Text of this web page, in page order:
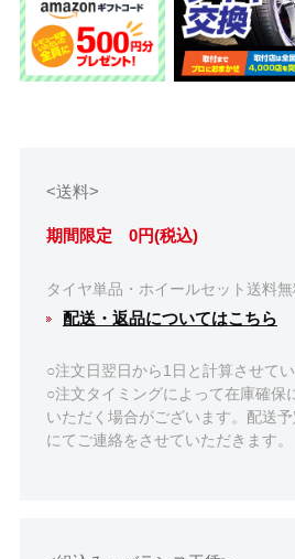
<送料>
期間限定 0円(税込)
タイヤ単品・ホイールセット送料
配送・返品についてはこちら
○注文日翌日から1日と計算させてい
○注文タイミングによって在庫確保
いただく場合がございます。配送
にてご連絡をさせていただきます。